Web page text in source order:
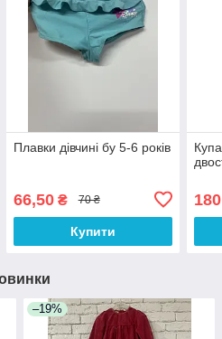
Плавки дівчині бу 5-6 років
66,50₴ 70 ₴
Купити
–19%